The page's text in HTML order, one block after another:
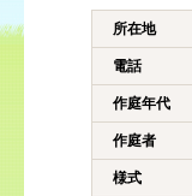
所在地
電話
作庭年代
作庭者
様式